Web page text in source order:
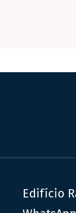
Edifício